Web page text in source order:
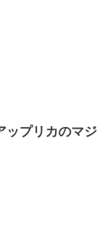
ップリカのマジ